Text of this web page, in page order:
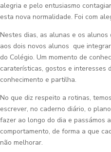
alegria e pelo entusiasmo
esta nova normalidade. Foi com
Nestes dias, as alunas e os alunos
aos dois novos alunos que
do Colégio. Um momento de
caraterísticas, gostos e interesses
conhecimento e partilha.
No que diz respeito a rotinas,
escrever, no caderno diário, o
fazer ao longo do dia e passámos
comportamento, de forma a que
não melhorar.